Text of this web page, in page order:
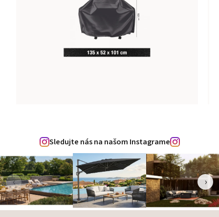
Sledujte nás na našom Instagrame
‹ ›